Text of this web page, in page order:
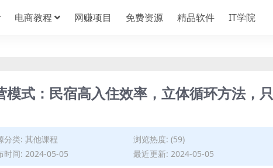
电商教程 网赚项目 免费资源 精品软件 IT学院
式：民宿高入住效率，立体循环方法，只
分类: 其他课程
浏览热度: (59)
时间: 2024-05-05
最近更新: 2024-05-05